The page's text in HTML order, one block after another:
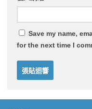
Save my name,
for the next time I